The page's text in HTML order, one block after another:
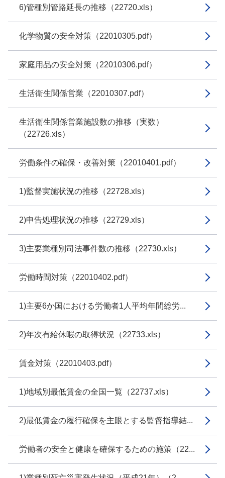
6)管種別管路延長の推移（22720.xls）
化学物質の安全対策（22010305.pdf）
家庭用品の安全対策（22010306.pdf）
生活衛生関係営業（22010307.pdf）
生活衛生関係営業施設数の推移（実数）
（22726.xls）
労働条件の確保・改善対策（22010401.pdf）
1)監督実施状況の推移（22728.xls）
2)申告処理状況の推移（22729.xls）
3)主要業種別司法事件数の推移（22730.xls）
労働時間対策（22010402.pdf）
1)主要6か国における労働者1人平均年間総労...
2)年次有給休暇の取得状況（22733.xls）
賃金対策（22010403.pdf）
1)地域別最低賃金の全国一覧（22737.xls）
2)最低賃金の履行確保を主眼とする監督指導結...
労働者の安全と健康を確保するための施策（22...